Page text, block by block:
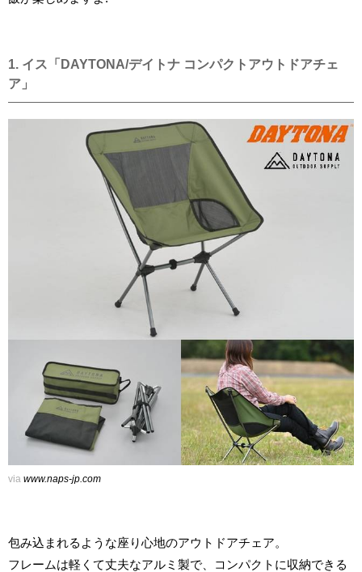
1. イス「DAYTONA/デイトナ コンパクトアウトドアチェ
ア」
via www.naps-jp.com
包み込まれるような座り心地のアウトドアチェア。
フレームは軽くて丈夫なアルミ製で、コンパクトに収納できる